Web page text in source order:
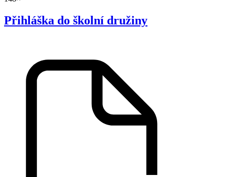
Přihláška do školní družiny